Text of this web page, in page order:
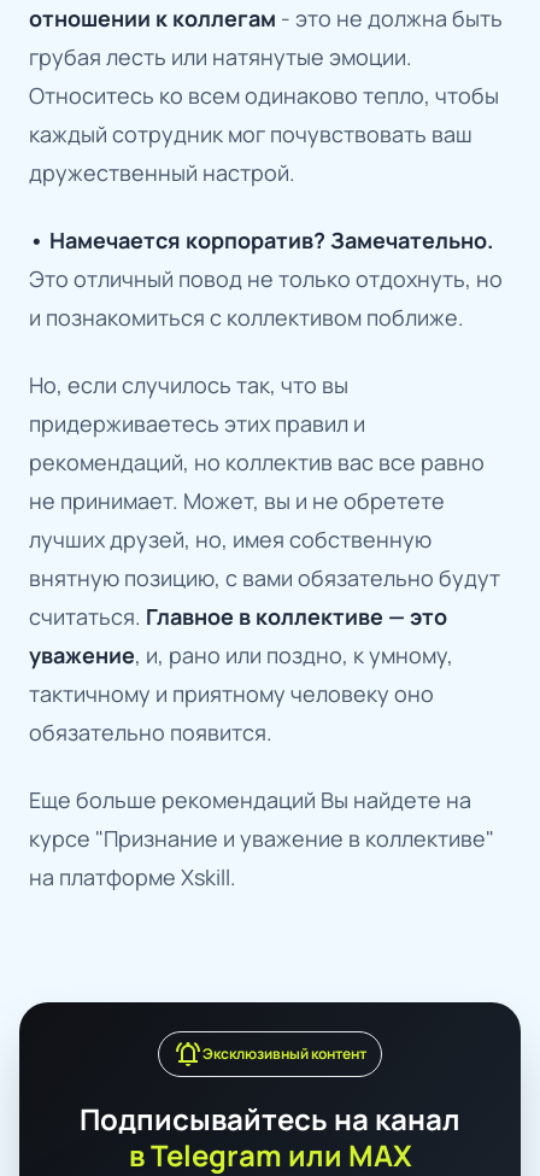
отношении к коллегам - это не должна быть
грубая лесть или натянутые эмоции.
Относитесь ко всем одинаково тепло, чтобы
каждый сотрудник мог почувствовать ваш
дружественный настрой.
• Намечается корпоратив? Замечательно.
Это отличный повод не только отдохнуть, но
и познакомиться с коллективом поближе.
Но, если случилось так, что вы
придерживаетесь этих правил и
рекомендаций, но коллектив вас все равно
не принимает. Может, вы и не обретете
лучших друзей, но, имея собственную
внятную позицию, с вами обязательно будут
считаться. Главное в коллективе — это
уважение, и, рано или поздно, к умному,
тактичному и приятному человеку оно
обязательно появится.
Еще больше рекомендаций Вы найдете на
курсе "Признание и уважение в коллективе"
на платформе Xskill.
notifications_activeЭксклюзивный контент
Подписывайтесь на канал
в Telegram или MAX